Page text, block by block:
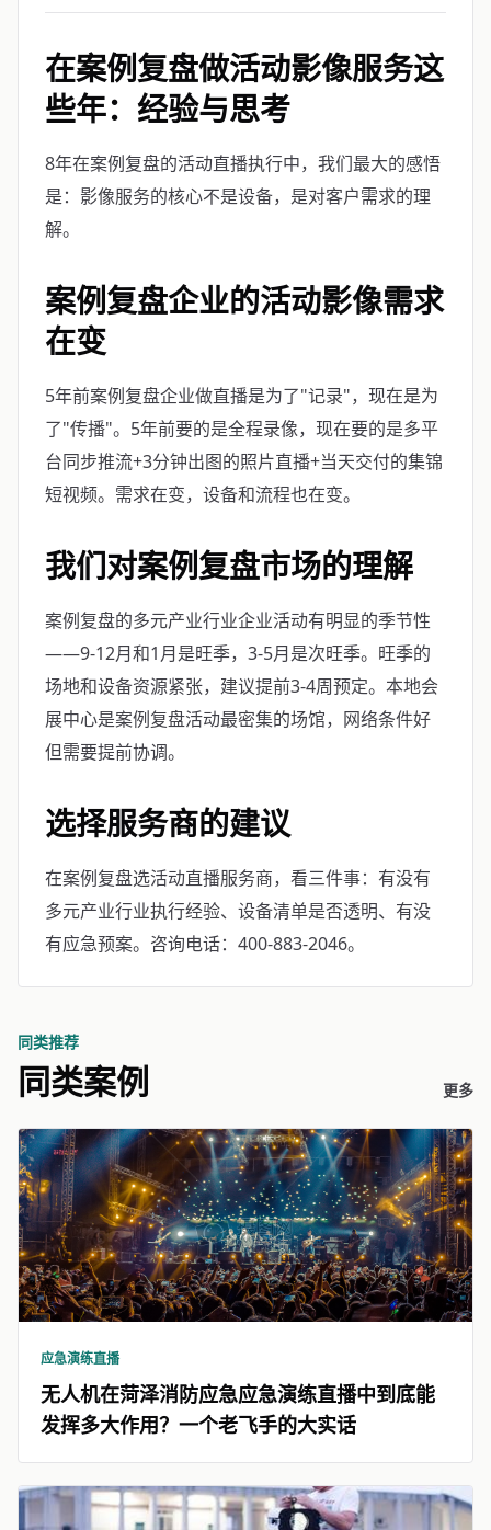
在案例复盘做活动影像服务这
些年：经验与思考
8年在案例复盘的活动直播执行中，我们最大的感悟
是：影像服务的核心不是设备，是对客户需求的理
解。
案例复盘企业的活动影像需求
在变
5年前案例复盘企业做直播是为了"记录"，现在是为
了"传播"。5年前要的是全程录像，现在要的是多平
台同步推流+3分钟出图的照片直播+当天交付的集锦
短视频。需求在变，设备和流程也在变。
我们对案例复盘市场的理解
案例复盘的多元产业行业企业活动有明显的季节性
——9-12月和1月是旺季，3-5月是次旺季。旺季的
场地和设备资源紧张，建议提前3-4周预定。本地会
展中心是案例复盘活动最密集的场馆，网络条件好
但需要提前协调。
选择服务商的建议
在案例复盘选活动直播服务商，看三件事：有没有
多元产业行业执行经验、设备清单是否透明、有没
有应急预案。咨询电话：400-883-2046。
同类推荐
同类案例 更多
应急演练直播
无人机在菏泽消防应急应急演练直播中到底能
发挥多大作用？一个老飞手的大实话